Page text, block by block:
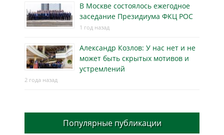
В Москве состоялось ежегодное
заседание Президиума ФКЦ РОС
1 год назад
Александр Козлов: У нас нет и не
может быть скрытых мотивов и
устремлений
2 года назад
Популярные публикации